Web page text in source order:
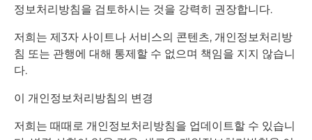
정보처리방침을 검토하시는 것을 강력히 권장합니다.
저희는 제3자 사이트나 서비스의 콘텐츠, 개인정보처리방
침 또는 관행에 대해 통제할 수 없으며 책임을 지지 않습니
다.
이 개인정보처리방침의 변경
저희는 때때로 개인정보처리방침을 업데이트할 수 있습니